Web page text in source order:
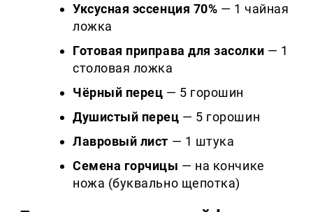
Уксусная эссенция 70% — 1 чайная
ложка
Готовая приправа для засолки — 1
столовая ложка
Чёрный перец — 5 горошин
Душистый перец — 5 горошин
Лавровый лист — 1 штука
Семена горчицы — на кончике
ножа (буквально щепотка)